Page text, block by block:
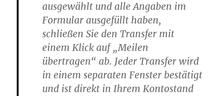
ausgewählt und alle Angaben im
Formular ausgefüllt haben,
schließen Sie den Transfer mit
einem Klick auf „Meilen
übertragen“ ab. Jeder Transfer wird
in einem separaten Fenster bestätigt
und ist direkt in Ihrem Kontostand